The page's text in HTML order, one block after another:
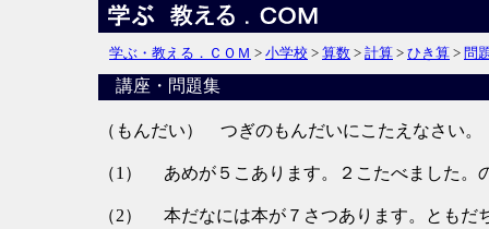
学ぶ・教える．ＣＯＭ > 小学校 > 算数 > 計算 > ひき算 > 問
講座・問題集
（もんだい） つぎのもんだいにこたえなさい。
（1） あめが５こあります。２こたべました。
（2） 本だなには本が７さつあります。ともだ